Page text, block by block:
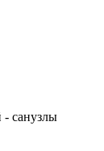
- санузлы